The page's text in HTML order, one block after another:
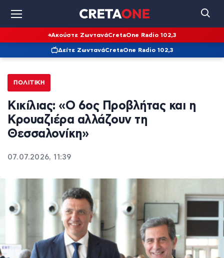
Ακούστε ΖωντανάCretaOne Radio 102,3
Δείτε ΖωντανάCretaOne Radio 102,3
ΠΟΛΙΤΙΚΉ
Κικίλιας: «Ο 6ος Προβλήτας και η
Κρουαζιέρα αλλάζουν τη
Θεσσαλονίκη»
07.07.2026, 11:39